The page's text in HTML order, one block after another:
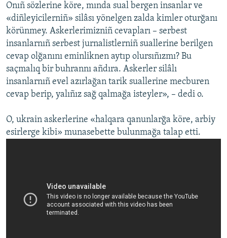
Onıñ sözlerine köre, mında sual bergen insanlar ve
«diñleyicilerniñ» silâsı yönelgen zalda kimler oturğanı
körünmey. Askerlerimizniñ cevapları – serbest
insanlarnıñ serbest jurnalistlerniñ suallerine berilgen
cevap olğanını eminliknen aytıp olursıñızmı? Bu
saçmalıq bir buhrannı añdıra. Askerler silâlı
insanlarnıñ evel azırlağan tarik suallerine mecburen
cevap berip, yalıñız sağ qalmağa isteyler», – dedi o.
O, ukrain askerlerine «halqara qanunlarğa köre, arbiy
esirlerge kibi» munasebette bulunmağa talap etti.